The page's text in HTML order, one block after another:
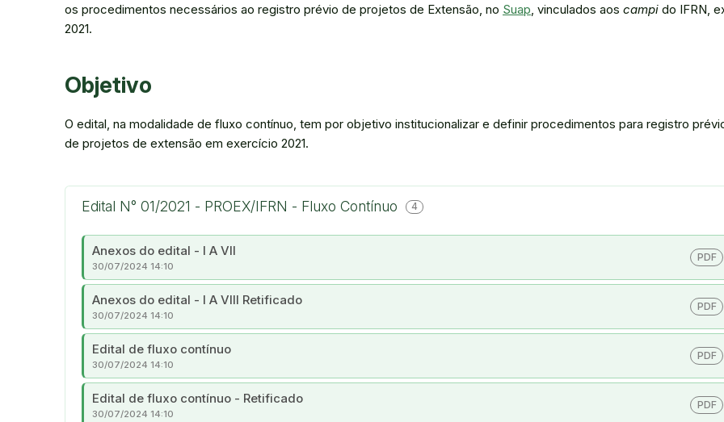
os procedimentos necessários ao registro prévio de projetos de Extensão, no Suap, vinculados aos campi do IFRN,
2021.
Objetivo
O edital, na modalidade de fluxo contínuo, tem por objetivo institucionalizar e definir procedimentos para registro
de projetos de extensão em exercício 2021.
Edital N° 01/2021 - PROEX/IFRN - Fluxo Contínuo 4
Anexos do edital - I A VII PDF
30/07/2024 14:10
Anexos do edital - I A VIII Retificado PDF
30/07/2024 14:10
Edital de fluxo contínuo PDF
30/07/2024 14:10
Edital de fluxo contínuo - Retificado PDF
30/07/2024 14:10